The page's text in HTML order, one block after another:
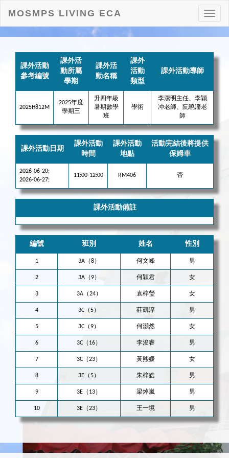
打
開
MOSMPS LIVING ECA
課外活動
參考編號
課外活
動所屬
學期
課外活
動名稱
課外
活動
類型
課外活動導師
2025H812M
2025年度
學期三
升四年級
暑期數學
班
學術
李潔明主任、李穎
冲老師、阮曉瀅老
師
課外活動日期
課外活動
時間
課外活動
地點
活動完結後將提供
保姆車
2026-06-20;
2026-06-27;
11:00-12:00 RM406 否
課外活動備註
編號 班別 姓名 性別
1 3A（8） 何文峰 男
2 3A（9） 何穎君 女
3 3A（24） 袁梓瑩 女
4 3C（5） 莊凱淳 男
5 3C（9） 何灝然 女
6 3C（16） 李浚睿 男
7 3C（23） 黃熙媛 女
8 3E（5） 朱梓皓 男
9 3E（13） 梁焯嵐 男
10 3E（23） 王一境 男